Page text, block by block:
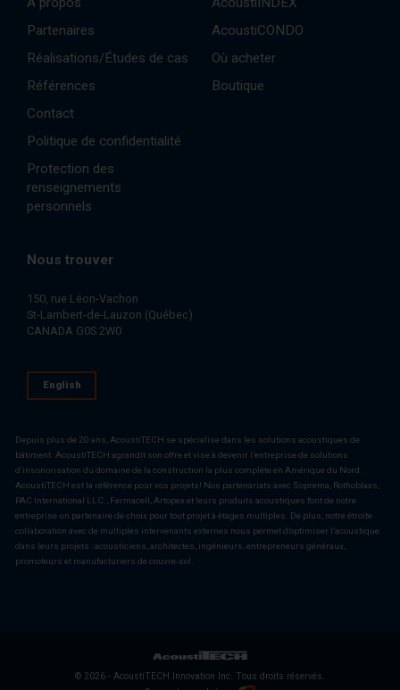
Partenaires
Réalisations/Études de cas
Références
Contact
Politique de confidentialité
Protection des
renseignements
personnels
AcoustiCONDO
Où acheter
Boutique
Nous trouver
150, rue Léon-Vachon
St-Lambert-de-Lauzon (Québec)
CANADA G0S 2W0
English
Depuis plus de 20 ans, AcoustiTECH se spécialise dans les solutions acoustiques de
bâtiment. AcoustiTECH agrandit son offre et vise à devenir l’entreprise de solutions
d’insonorisation du domaine de la construction la plus complète en Amérique du Nord.
AcoustiTECH est la référence pour vos projets! Nos partenariats avec Soprema, Rothoblaas,
PAC International LLC., Fermacell, Artopex et leurs produits acoustiques font de notre
entreprise un partenaire de choix pour tout projet à étages multiples. De plus, notre étroite
collaboration avec de multiples intervenants externes nous permet d’optimiser l’acoustique
dans leurs projets : acousticiens, architectes, ingénieurs, entrepreneurs généraux,
promoteurs et manufacturiers de couvre-sol.
© 2026 - AcoustiTECH Innovation Inc. Tous droits réservés.